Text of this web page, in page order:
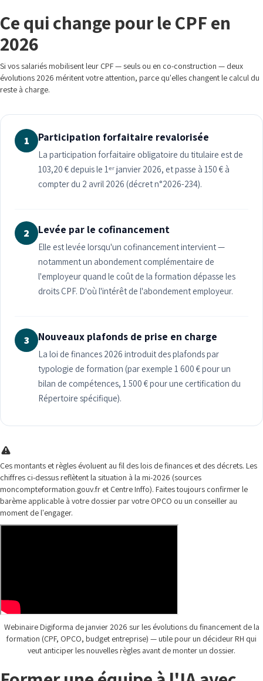
Ce qui change pour le CPF en
2026
Si vos salariés mobilisent leur CPF — seuls ou en co-construction — deux
évolutions 2026 méritent votre attention, parce qu'elles changent le calcul du
reste à charge.
1 Participation forfaitaire revalorisée
La participation forfaitaire obligatoire du titulaire est de
103,20 € depuis le 1ᵉʳ janvier 2026, et passe à 150 € à
compter du 2 avril 2026 (décret n°2026-234).
2 Levée par le cofinancement
Elle est levée lorsqu'un cofinancement intervient —
notamment un abondement complémentaire de
l'employeur quand le coût de la formation dépasse les
droits CPF. D'où l'intérêt de l'abondement employeur.
3 Nouveaux plafonds de prise en charge
La loi de finances 2026 introduit des plafonds par
typologie de formation (par exemple 1 600 € pour un
bilan de compétences, 1 500 € pour une certification du
Répertoire spécifique).
Ces montants et règles évoluent au fil des lois de finances et des décrets. Les
chiffres ci-dessus reflètent la situation à la mi-2026 (sources
moncompteformation.gouv.fr et Centre Inffo). Faites toujours confirmer le
barème applicable à votre dossier par votre OPCO ou un conseiller au
moment de l'engager.
Webinaire Digiforma de janvier 2026 sur les évolutions du financement de la
formation (CPF, OPCO, budget entreprise) — utile pour un décideur RH qui
veut anticiper les nouvelles règles avant de monter un dossier.